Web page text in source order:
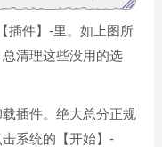
插件】-里。如上图所
清理这些没用的选
插件。绝大总分正规
系统的【开始】-